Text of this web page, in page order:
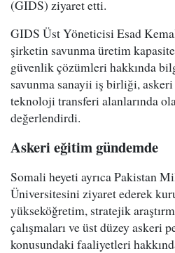
(GIDS) ziyaret etti.
GIDS Üst Yöneticisi Esad
şirketin savunma üretim
güvenlik çözümleri hakkında
savunma sanayii iş birliği,
teknoloji transferi alanlarında
değerlendirdi.
Askeri eğitim gündemde
Somali heyeti ayrıca Pakistan
Üniversitesini ziyaret ederek
yükseköğretim, stratejik
çalışmaları ve üst düzey askeri
konusundaki faaliyetleri